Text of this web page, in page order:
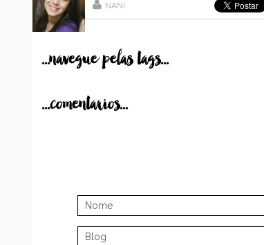
NANI
...navegue pelas tags...
...comentarios...